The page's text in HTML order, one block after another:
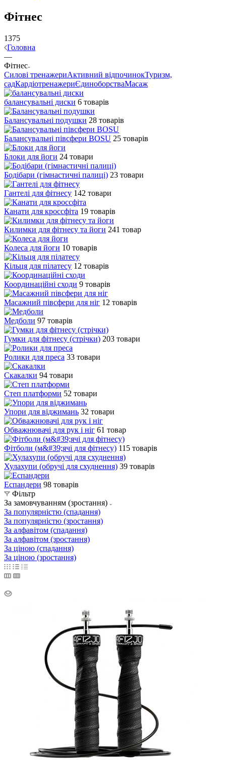
Фітнес
1375
Головна
—
Фітнес
Силові тренажериАктивний відпочинокТуризм,
садКардіотренажериЄдиноборстваМасаж
балансувальні диски 6 товарів
Балансувальні подушки 28 товарів
Балансувальні півсфери BOSU 25 товарів
Блоки для йоги 24 товари
Бодібари (гімнастичні палиці) 23 товари
Гантелі для фітнесу 142 товари
Канати для кроссфіта 19 товарів
Килимки для фітнесу та йоги 241 товар
Колеса для йоги 10 товарів
Кільця для пілатесу 12 товарів
Координаційні сходи 9 товарів
Масажний півсфери для ніг 12 товарів
Медболи 97 товарів
Гумки для фітнесу (стрічки) 203 товари
Ролики для преса 33 товари
Скакалки 94 товари
Степ платформи 52 товари
Упори для віджимань 32 товари
Обважнювачі для рук і ніг 61 товар
Фітболи (м&#39;ячі для фітнесу) 115 товарів
Хулахупи (обручі для схуднення) 39 товарів
Еспандери 98 товарів
Фільтр
За замовчуванням (зростання)
За популярністю (спадання)
За популярністю (зростання)
За алфавітом (спадання)
За алфавітом (зростання)
За ціною (спадання)
За ціною (зростання)